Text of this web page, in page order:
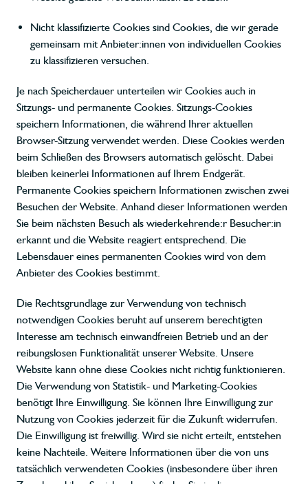
Nicht klassifizierte Cookies sind Cookies, die wir gerade
gemeinsam mit Anbieter:innen von individuellen Cookies
zu klassifizieren versuchen.
Je nach Speicherdauer unterteilen wir Cookies auch in
Sitzungs- und permanente Cookies. Sitzungs-Cookies
speichern Informationen, die während Ihrer aktuellen
Browser-Sitzung verwendet werden. Diese Cookies werden
beim Schließen des Browsers automatisch gelöscht. Dabei
bleiben keinerlei Informationen auf Ihrem Endgerät.
Permanente Cookies speichern Informationen zwischen zwei
Besuchen der Website. Anhand dieser Informationen werden
Sie beim nächsten Besuch als wiederkehrende:r Besucher:in
erkannt und die Website reagiert entsprechend. Die
Lebensdauer eines permanenten Cookies wird von dem
Anbieter des Cookies bestimmt.
Die Rechtsgrundlage zur Verwendung von technisch
notwendigen Cookies beruht auf unserem berechtigten
Interesse am technisch einwandfreien Betrieb und an der
reibungslosen Funktionalität unserer Website. Unsere
Website kann ohne diese Cookies nicht richtig funktionieren.
Die Verwendung von Statistik- und Marketing-Cookies
benötigt Ihre Einwilligung. Sie können Ihre Einwilligung zur
Nutzung von Cookies jederzeit für die Zukunft widerrufen.
Die Einwilligung ist freiwillig. Wird sie nicht erteilt, entstehen
keine Nachteile. Weitere Informationen über die von uns
tatsächlich verwendeten Cookies (insbesondere über ihren